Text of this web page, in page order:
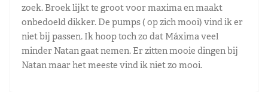
zoek. Broek lijkt te groot voor maxima en maakt
onbedoeld dikker. De pumps ( op zich mooi) vind ik er
niet bij passen. Ik hoop toch zo dat Máxima veel
minder Natan gaat nemen. Er zitten mooie dingen bij
Natan maar het meeste vind ik niet zo mooi.